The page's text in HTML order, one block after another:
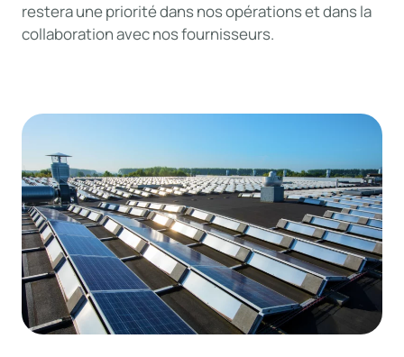
restera une priorité dans nos opérations et dans la
collaboration avec nos fournisseurs.